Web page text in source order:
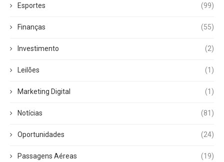
Esportes (99)
Finanças (55)
Investimento (2)
Leilões (1)
Marketing Digital (1)
Notícias (81)
Oportunidades (24)
Passagens Aéreas (19)